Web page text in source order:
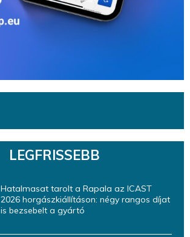
LEGFRISSEBB
Hatalmasat tarolt a Rapala az ICAST
2026 horgászkiállításon: négy rangos díjat
is bezsebelt a gyártó